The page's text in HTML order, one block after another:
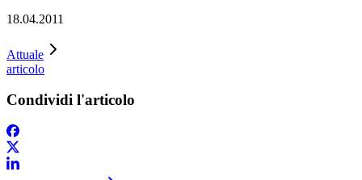
18.04.2011
Attuale
articolo
Condividi l'articolo